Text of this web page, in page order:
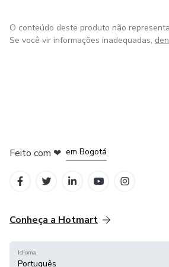
Treine com foco, garanta vantagem e
O conteúdo deste produto não
Se você vir informações inadequadas,
Feito com ❤ em Bogotá
Conheça a Hotmart
Idioma
Português